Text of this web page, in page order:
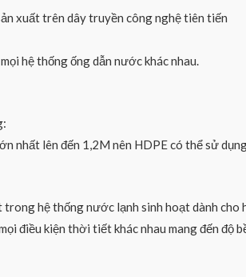
xuất trên dây truyền công nghệ tiên tiến
hệ thống ống dẫn nước khác nhau.
nhất lên đến 1,2M nên HDPE có thể sử
hệ thống nước lạnh sinh hoạt dành cho
điều kiện thời tiết khác nhau mang đến độ